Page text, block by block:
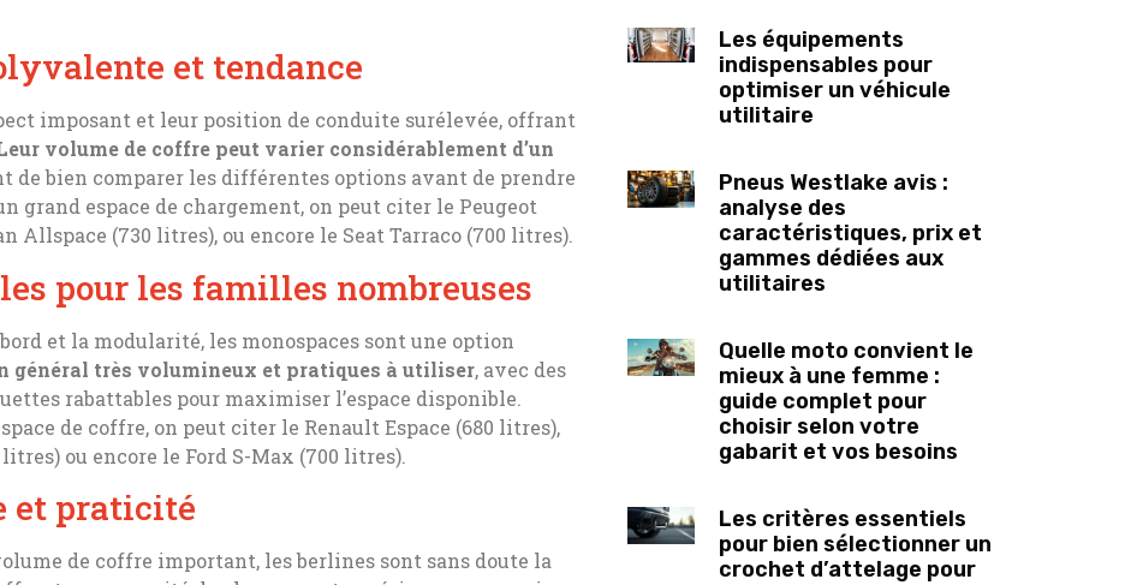
et tendance
imposant et leur position de conduite surélevée, offrant
volume de coffre peut varier considérablement d’un
de bien comparer les différentes options avant de prendre
grand espace de chargement, on peut citer le Peugeot
Allspace (730 litres), ou encore le Seat Tarraco (700 litres).
pour les familles nombreuses
et la modularité, les monospaces sont une option
général très volumineux et pratiques à utiliser, avec des
rabattables pour maximiser l’espace disponible.
de coffre, on peut citer le Renault Espace (680 litres),
ou encore le Ford S-Max (700 litres).
et praticité
de coffre important, les berlines sont sans doute la
Les équipements
indispensables pour
optimiser un véhicule
utilitaire
Pneus Westlake avis :
analyse des
caractéristiques, prix et
gammes dédiées aux
utilitaires
Quelle moto convient le
mieux à une femme :
guide complet pour
choisir selon votre
gabarit et vos besoins
Les critères essentiels
pour bien sélectionner un
crochet d’attelage pour